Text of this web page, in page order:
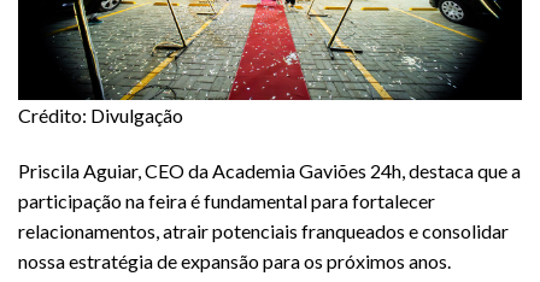
Crédito: Divulgação
Priscila Aguiar, CEO da Academia Gaviões 24h, destaca que a
participação na feira é fundamental para fortalecer
relacionamentos, atrair potenciais franqueados e consolidar
nossa estratégia de expansão para os próximos anos.